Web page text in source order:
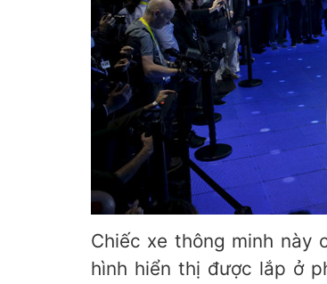
Chiếc xe thông minh này
hình hiển thị được lắp ở